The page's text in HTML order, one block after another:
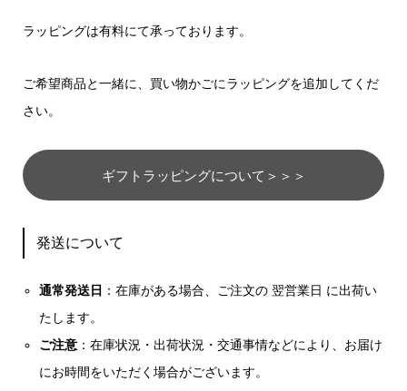
ラッピングは有料にて承っております。
ご希望商品と一緒に、買い物かごにラッピングを追加してくだ
さい。
ギフトラッピングについて＞＞＞
発送について
通常発送日 ：在庫がある場合、ご注文の 翌営業日 に出荷い
たします。
ご注意 ：在庫状況・出荷状況・交通事情などにより、お届け
にお時間をいただく場合がございます。